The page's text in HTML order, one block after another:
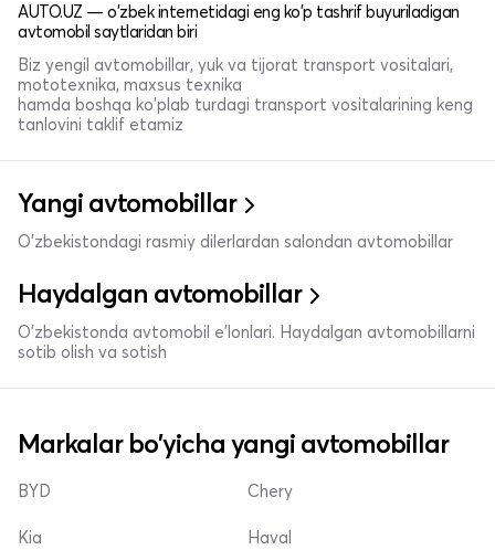
AUTO.UZ — o'zbek internetidagi eng ko'p tashrif buyuriladigan
avtomobil saytlaridan biri
Biz yengil avtomobillar, yuk va tijorat transport vositalari,
mototexnika, maxsus texnika
hamda boshqa ko'plab turdagi transport vositalarining keng
tanlovini taklif etamiz
Yangi avtomobillar
O'zbekistondagi rasmiy dilerlardan salondan avtomobillar
Haydalgan avtomobillar
O'zbekistonda avtomobil e’lonlari. Haydalgan avtomobillarni
sotib olish va sotish
Markalar bo'yicha yangi avtomobillar
BYD
Kia
Chery
Haval